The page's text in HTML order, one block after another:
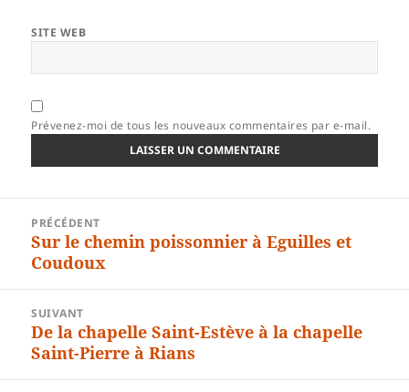
SITE WEB
Prévenez-moi de tous les nouveaux commentaires par e-mail.
l’article
PRÉCÉDENT
Article
précédent :
Sur le chemin poissonnier à Eguilles et
Coudoux
SUIVANT
Article
suivant :
De la chapelle Saint-Estève à la chapelle
Saint-Pierre à Rians